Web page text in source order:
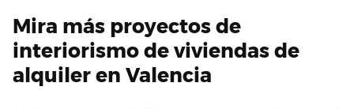
Mira más proyectos de
interiorismo de viviendas de
alquiler en Valencia